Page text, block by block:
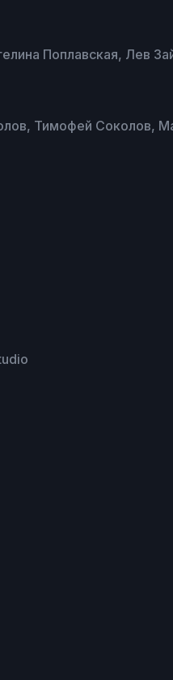
Поплавская, Лев
Тимофей Соколов,